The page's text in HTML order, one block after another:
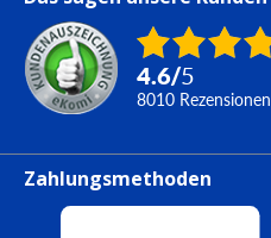
4.6/5
8010 Rezensionen
Zahlungsmethoden